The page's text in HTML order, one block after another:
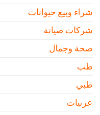
شراء وبيع حيوانات
شركات صيانة
صحة وجمال
طب
طبي
عربيات